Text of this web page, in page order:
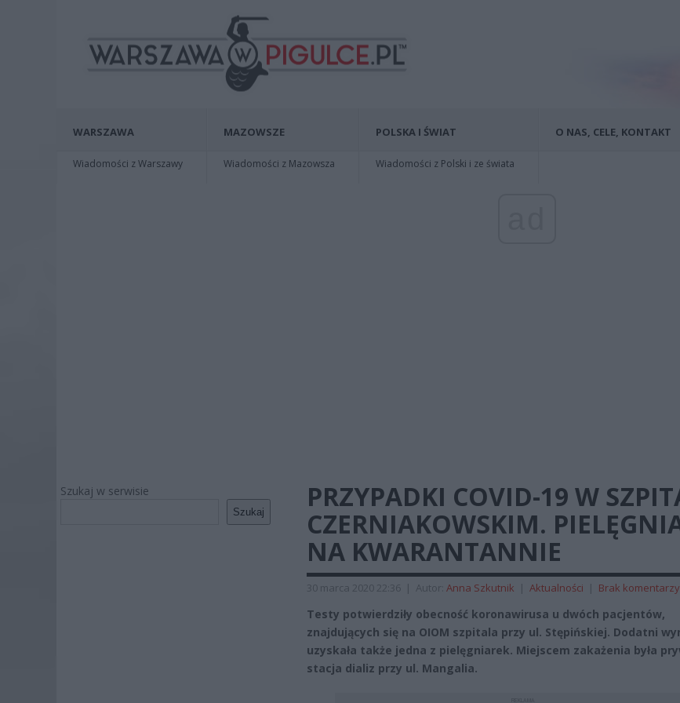
WARSZAWA
Wiadomości z Warszawy
MAZOWSZE
Wiadomości z Mazowsza
POLSKA I ŚWIAT
Wiadomości z Polski i ze świata
O NAS, CELE, KONTAKT
Szukaj w serwisie
Szukaj
PRZYPADKI COVID-19 W
CZERNIAKOWSKIM.
NA KWARANTANNIE
30 marca 2020 22:36 | Autor: Anna Szkutnik | Aktualności | Brak komentarzy
Testy potwierdziły obecność koronawirusa u dwóch pacjentów,
znajdujących się na OIOM szpitala przy ul. Stępińskiej. Dodatni
uzyskała także jedna z pielęgniarek. Miejscem zakażenia była
stacja dializ przy ul. Mangalia.